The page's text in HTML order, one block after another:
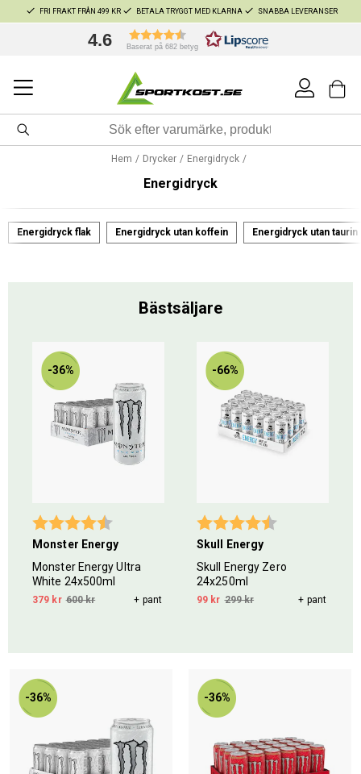
FRI FRAKT FRÅN 499 KR BETALA TRYGGT MED KLARNA SNABBA LEVERANSER
4.6 Baserat på 682 betyg
Hem Drycker Energidryck
Energidryck
Energidryck flak Energidryck utan koffein Energidryck utan taurin
Bästsäljare
stjärnor
-36%
Betyg: 4.8 utav 5 stjärnor
Monster Energy
Monster Energy Ultra
White 24x500ml
379 kr 600 kr + pant
-66%
Betyg:
Skull Energy
Skull Energy Zero
24x250ml
99 kr 299 kr + pant
-36% -36%